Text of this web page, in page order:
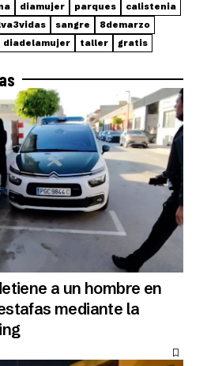
diamujer parques
calistenia
sangre
8demarzo
diadelamujer taller
gratis
a un hombre en
mediante la